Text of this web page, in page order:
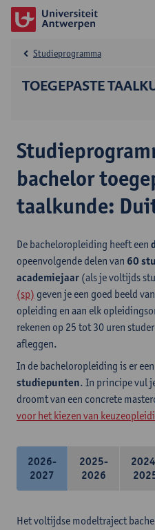
TOEGEPASTE
Studieprogramma
bachelor
taalkunde:
De bacheloropleiding heeft een
opeenvolgende delen van 60
academiejaar (als je voltijds
(sp) geven je een goed beeld
opleiding en aan elk
rekenen op 25 tot 30 uren
afleggen.
In de bacheloropleiding is er een
studiepunten. In principe vul
droomt van een concrete
voor het kiezen van
2026-
2027
2025-
2026
Het voltijdse modeltraject